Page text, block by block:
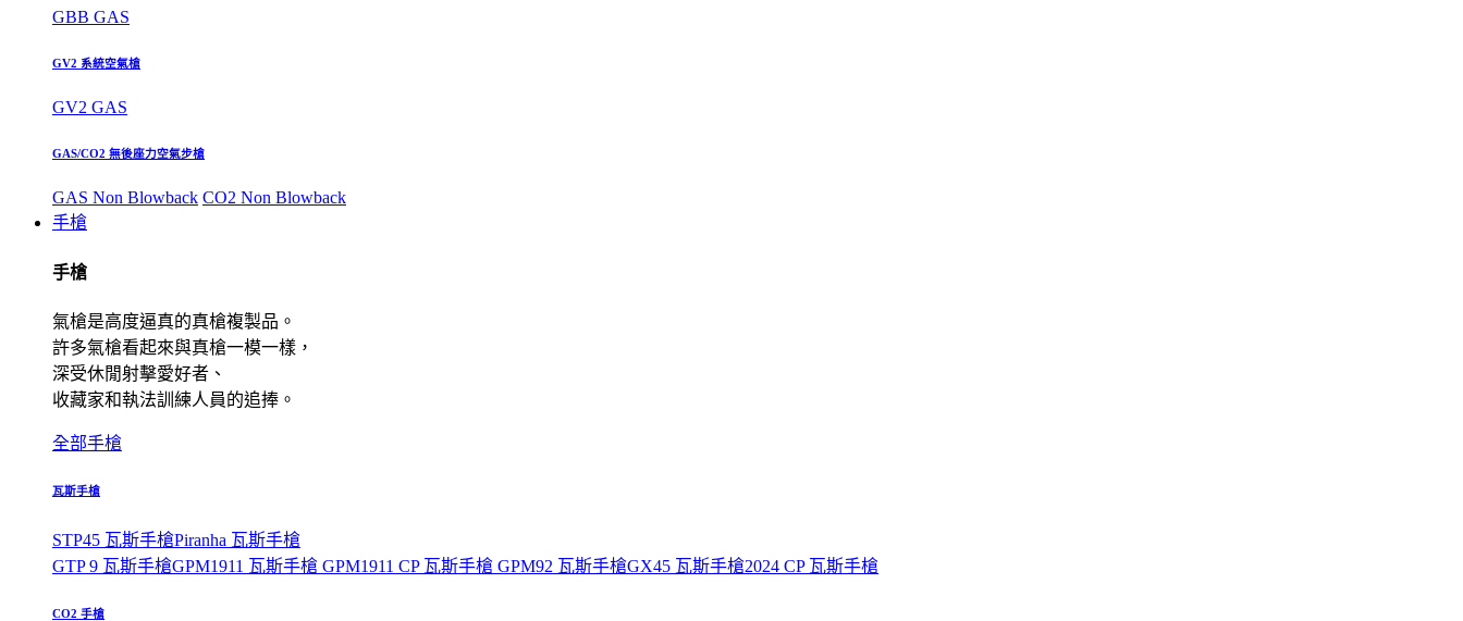
GBB GAS
GV2 系統空氣槍
GV2 GAS
GAS/CO2 無後座力空氣步槍
GAS Non Blowback CO2 Non Blowback
手槍
手槍
氣槍是高度逼真的真槍複製品。
許多氣槍看起來與真槍一模一樣，
深受休閒射擊愛好者、
收藏家和執法訓練人員的追捧。
全部手槍
瓦斯手槍
STP45 瓦斯手槍Piranha 瓦斯手槍
GTP 9 瓦斯手槍GPM1911 瓦斯手槍 GPM1911 CP 瓦斯手槍 GPM92 瓦斯手槍GX45 瓦斯手槍2024 CP 瓦斯手槍
CO2 手槍